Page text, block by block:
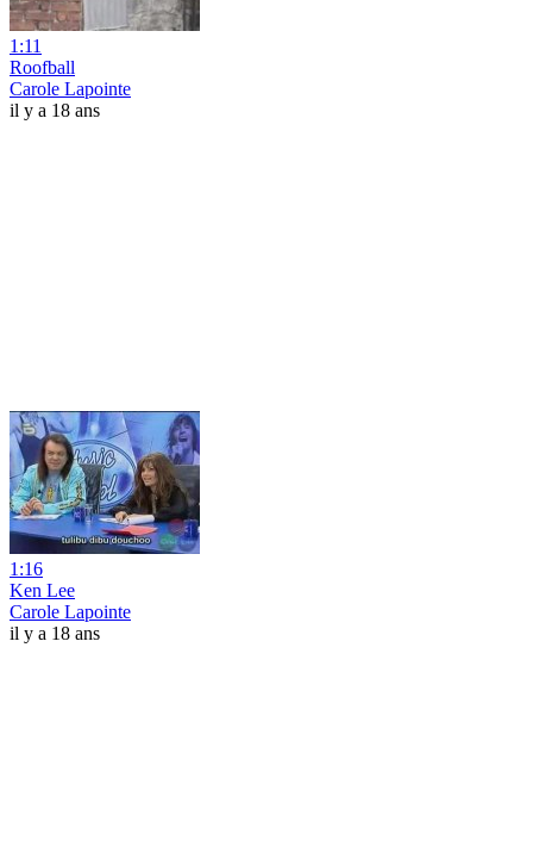
1:11
Roofball
Carole Lapointe
il y a 18 ans
1:16
Ken Lee
Carole Lapointe
il y a 18 ans